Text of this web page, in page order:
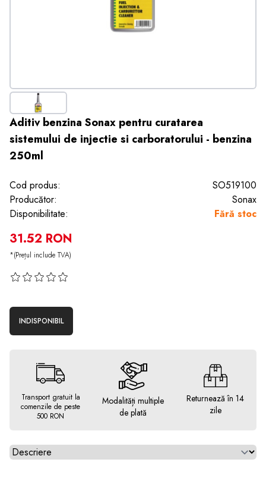
Aditiv benzina Sonax pentru curatarea
sistemului de injectie si carboratorului - benzina
250ml
Cod produs:
SO519100
Producător:
Sonax
Disponibilitate:
Fără stoc
31.52 RON
*(Prețul include TVA)
INDISPONIBIL
Transport gratuit la
comenzile de peste
500 RON
Modalități multiple
de plată
Returnează în 14
zile
Alegeti tab